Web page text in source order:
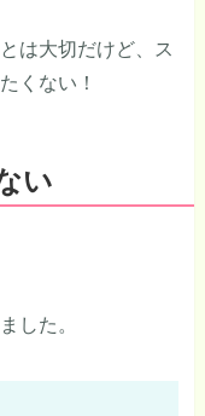
は大切だけど、ス
くない！
い
した。